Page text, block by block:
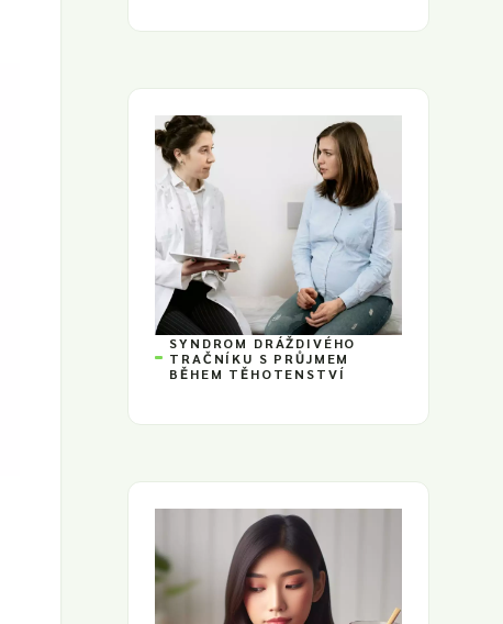
SYNDROM DRÁŽDIVÉHO
TRAČNÍKU S PRŮJMEM
BĚHEM TĚHOTENSTVÍ